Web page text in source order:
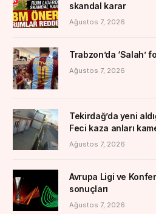
skandal karar
Ağustos 7, 2026
Trabzon’da ‘Salah’
Ağustos 7, 2026
Tekirdağ’da yeni
Feci kaza anları
Ağustos 7, 2026
Avrupa Ligi ve
sonuçları
Ağustos 7, 2026